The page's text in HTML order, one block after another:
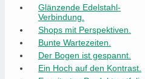
Glänzende Edelstahl-
Verbindung.
Shops mit Perspektiven.
Bunte Wartezeiten.
Der Bogen ist gespannt.
Ein Hoch auf den Kontrast.